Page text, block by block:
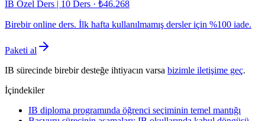
IB Özel Ders | 10 Ders · ₺46.268
Birebir online ders. İlk hafta kullanılmamış dersler için %100 iade.
Paketi al
IB sürecinde birebir desteğe ihtiyacın varsa bizimle iletişime geç.
İçindekiler
IB diploma programında öğrenci seçiminin temel mantığı